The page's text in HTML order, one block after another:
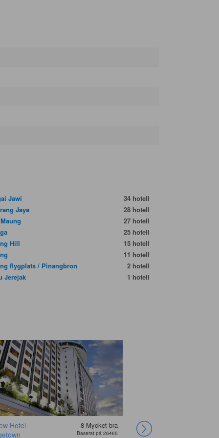
Jawi
34 hotell
Jaya
28 hotell
27 hotell
25 hotell
Hill
15 hotell
11 hotell
flygplats / Pinangbron
2 hotell
Jerejak
1 hotell
Hotel
8 Mycket bra
Baserat på 26465
Rainbow Paradise
Premium Resorts